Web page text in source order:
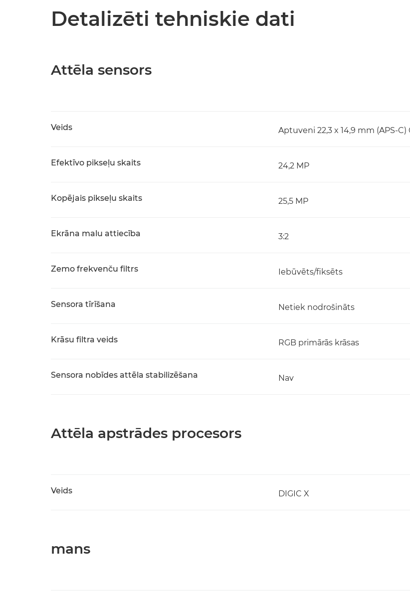
Detalizēti tehniskie dati
Attēla sensors
Veids Aptuveni 22,3 x 14,9 mm (APS-C)
Efektīvo pikseļu skaits 24,2 MP
Kopējais pikseļu skaits 25,5 MP
Ekrāna malu attiecība 3:2
Zemo frekvenču filtrs Iebūvēts/fiksēts
Sensora tīrīšana Netiek nodrošināts
Krāsu filtra veids RGB primārās krāsas
Sensora nobīdes attēla stabilizēšana Nav
Attēla apstrādes procesors
Veids DIGIC X
mans